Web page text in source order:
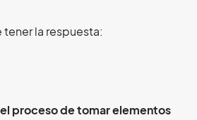
la respuesta:
proceso de tomar elementos